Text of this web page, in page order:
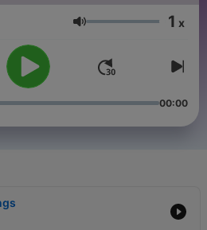
Ένταση 1 x
00:00